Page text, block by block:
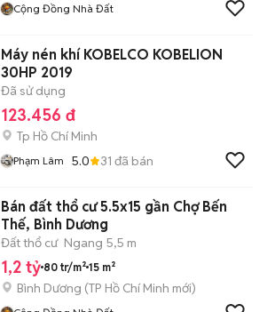
Cộng Đồng Nhà Đất
Máy nén khí KOBELCO KOBELION
30HP 2019
Đã sử dụng
123.456 đ
Tp Hồ Chí Minh
Phạm Lâm 5.0 31 đã bán
Bán đất thổ cư 5.5x15 gần Chợ Bến
Thế, Bình Dương
Đất thổ cư Ngang 5,5 m
1,2 tỷ 80 tr/m² 15 m²
Bình Dương (TP Hồ Chí Minh mới)